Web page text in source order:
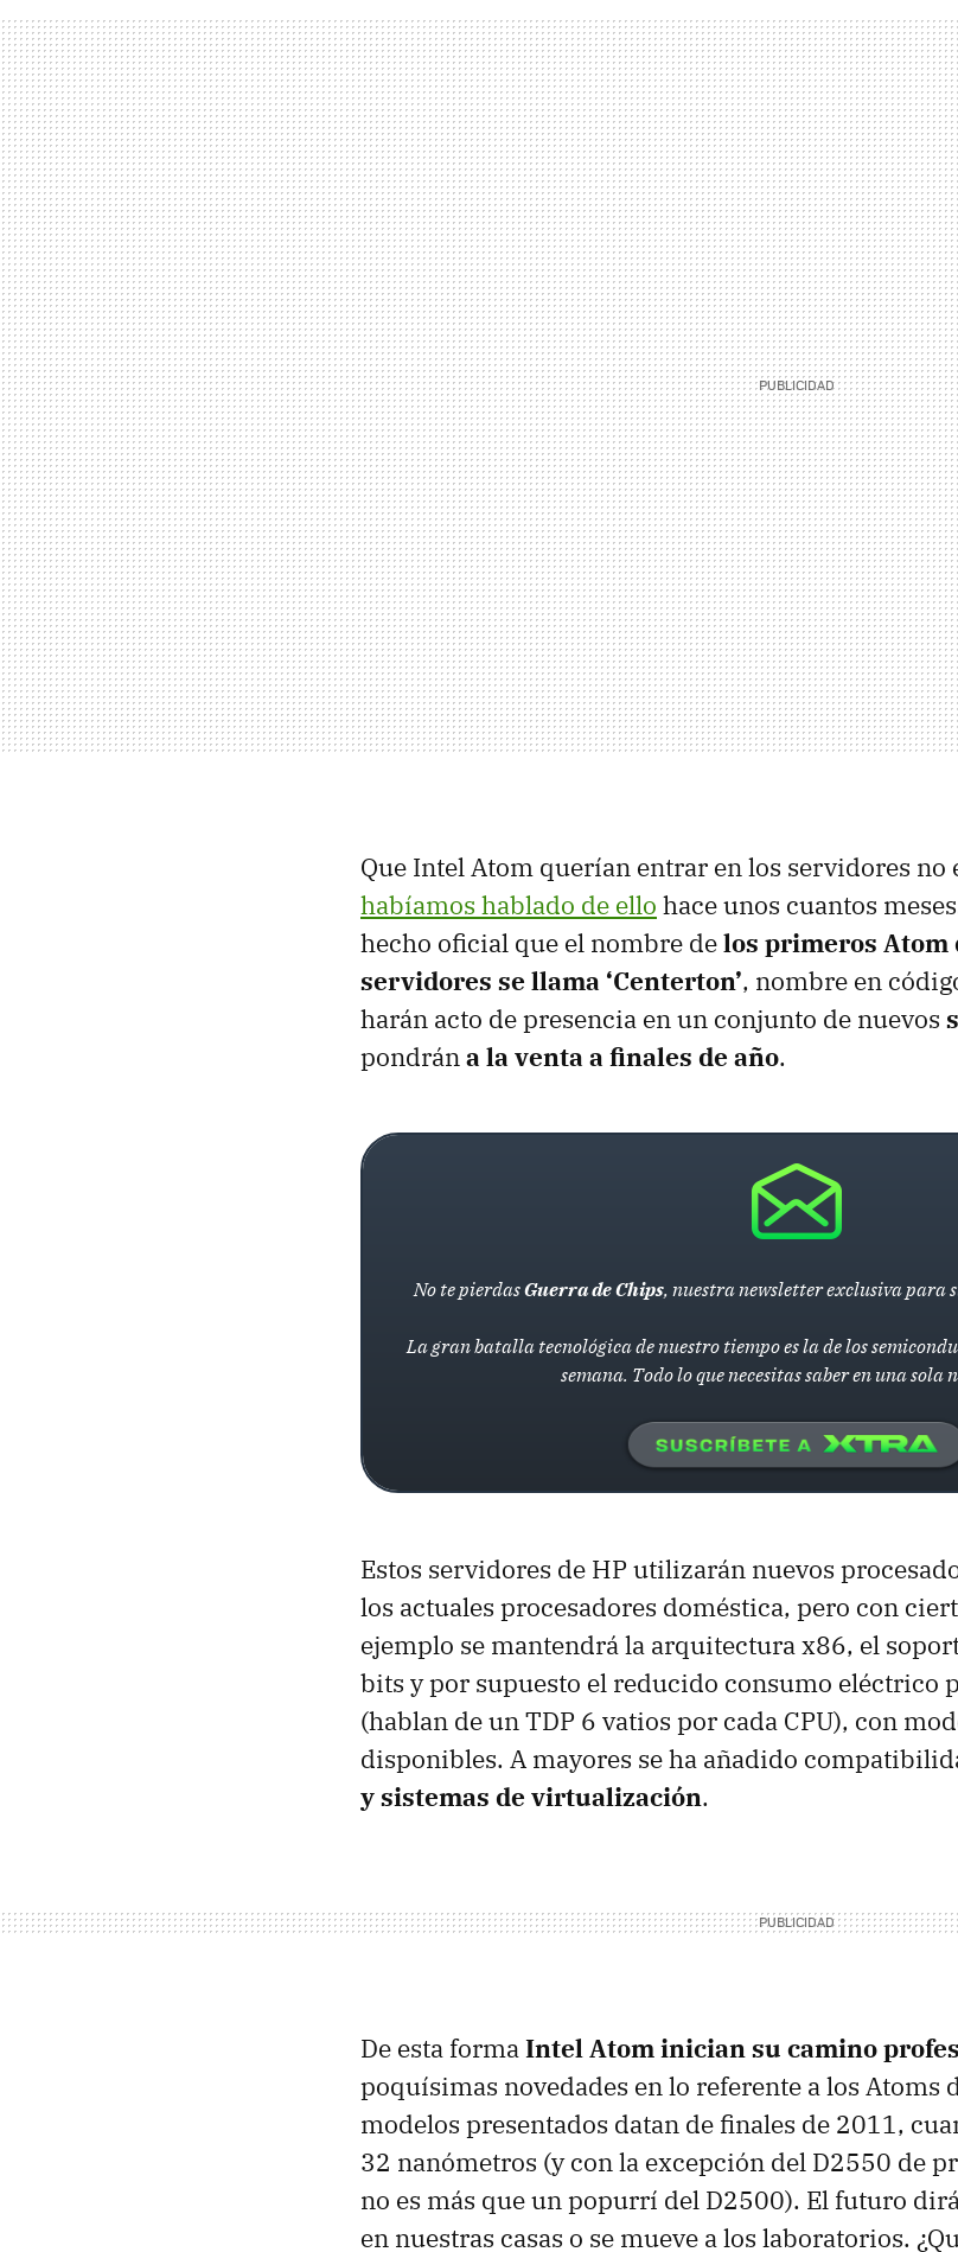
Que Intel Atom querían entrar en los servidores no
habíamos hablado de ello hace unos cuantos
hecho oficial que el nombre delos primeros Atom
servidores se llama ‘Centerton’, nombre en
harán acto de presencia en un conjunto de nuevos
pondrána la venta a finales de año.
No te pierdasGuerra de Chips, nuestra newsletter exclusiva para
La gran batalla tecnológica de nuestro tiempo es la de los
semana. Todo lo que necesitas saber en una sola
Estos servidores de HP utilizarán nuevos
los actuales procesadores doméstica, pero con
ejemplo se mantendrá la arquitectura x86, el
bits y por supuesto el reducido consumo eléctrico
(hablan de unTDP 6 vatios por cada CPU), con
disponibles. A mayores se ha añadido
y sistemas de virtualización.
De esta formaIntel Atom inician su camino
poquísimas novedades en lo referente a los Atoms
modelos presentados datan de finales de 2011,
32 nanómetros (y con la excepción del D2550 de
no es más que un popurrí del D2500). El futuro
en nuestras casas o se mueve a los laboratorios.